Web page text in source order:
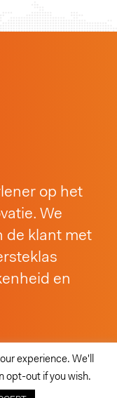
op het
We
de klant met
en
experience. We'll
opt-out if you wish.